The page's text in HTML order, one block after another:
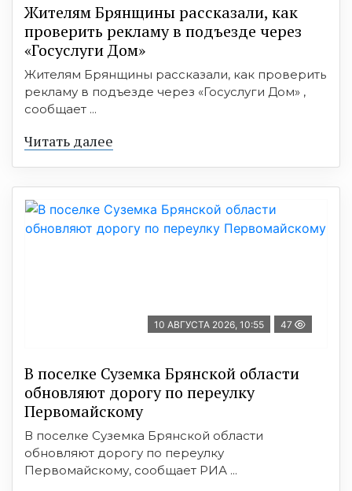
Жителям Брянщины рассказали, как
проверить рекламу в подъезде через
«Госуслуги Дом»
Жителям Брянщины рассказали, как проверить
рекламу в подъезде через «Госуслуги Дом» ,
сообщает ...
Читать далее
10 АВГУСТА 2026, 10:55 47
В поселке Суземка Брянской области
обновляют дорогу по переулку
Первомайскому
В поселке Суземка Брянской области
обновляют дорогу по переулку
Первомайскому, сообщает РИА ...